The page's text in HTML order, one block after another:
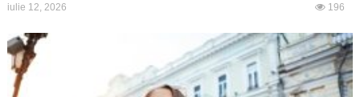
iulie 12, 2026 196